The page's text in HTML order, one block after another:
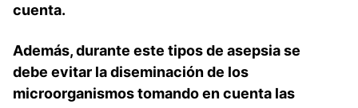
cuenta.
Además, durante este tipos de asepsia se
debe evitar la diseminación de los
microorganismos tomando en cuenta las